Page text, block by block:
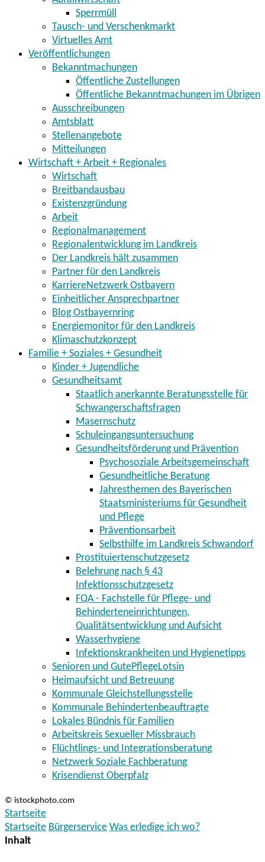
Sperrmüll
Tausch- und Verschenkmarkt
Virtuelles Amt
Veröffentlichungen
Bekanntmachungen
Öffentliche Zustellungen
Öffentliche Bekanntmachungen im Übrigen
Ausschreibungen
Amtsblatt
Stellenangebote
Mitteilungen
Wirtschaft + Arbeit + Regionales
Wirtschaft
Breitbandausbau
Existenzgründung
Arbeit
Regionalmanagement
Regionalentwicklung im Landkreis
Der Landkreis hält zusammen
Partner für den Landkreis
KarriereNetzwerk Ostbayern
Einheitlicher Ansprechpartner
Blog Ostbayernring
Energiemonitor für den Landkreis
Klimaschutzkonzept
Familie + Soziales + Gesundheit
Kinder + Jugendliche
Gesundheitsamt
Staatlich anerkannte Beratungsstelle für
Schwangerschaftsfragen
Masernschutz
Schuleingangsuntersuchung
Gesundheitsförderung und Prävention
Psychosoziale Arbeitsgemeinschaft
Gesundheitliche Beratung
Jahresthemen des Bayerischen
Staatsministeriums für Gesundheit
und Pflege
Präventionsarbeit
Selbsthilfe im Landkreis Schwandorf
Prostituiertenschutzgesetz
Belehrung nach § 43
Infektionsschutzgesetz
FQA - Fachstelle für Pflege- und
Behinderteneinrichtungen,
Qualitätsentwicklung und Aufsicht
Wasserhygiene
Infektionskrankheiten und Hygienetipps
Senioren und GutePflegeLotsin
Heimaufsicht und Betreuung
Kommunale Gleichstellungsstelle
Kommunale Behindertenbeauftragte
Lokales Bündnis für Familien
Arbeitskreis Sexueller Missbrauch
Flüchtlings- und Integrationsberatung
Netzwerk Soziale Fachberatung
Krisendienst Oberpfalz
© istockphoto.com
Startseite
Startseite Bürgerservice Was erledige ich wo?
Inhalt